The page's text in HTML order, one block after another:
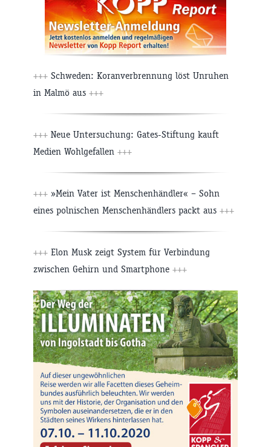
+++ Schweden: Koranverbrennung löst Unruhen
in Malmö aus +++
+++ Neue Untersuchung: Gates-Stiftung kauft
Medien Wohlgefallen +++
+++ »Mein Vater ist Menschenhändler« – Sohn
eines polnischen Menschenhändlers packt aus +++
+++ Elon Musk zeigt System für Verbindung
zwischen Gehirn und Smartphone +++